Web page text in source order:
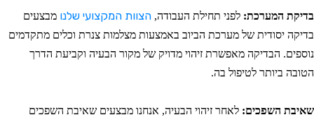
המערכת:לפני תחילת העבודה,הצוות המקצועי שלנומבצעים
יסודית של מערכת הביוב באמצעות מצלמות צנרת וכלים מתקדמים
הבדיקה מאפשרת זיהוי מדויק של מקור הבעיה וקביעת הדרך
ביותר לטיפול בה.
השפכים:לאחר זיהוי הבעיה, אנחנו מבצעים שאיבת השפכים